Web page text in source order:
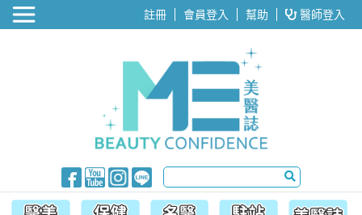
醫美整形 註冊 會員登入 幫助 醫師登入